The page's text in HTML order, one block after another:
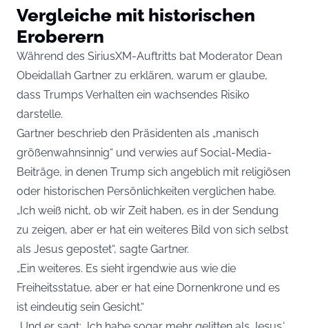
Vergleiche mit historischen
Eroberern
Während des SiriusXM-Auftritts bat Moderator Dean
Obeidallah Gartner zu erklären, warum er glaube,
dass Trumps Verhalten ein wachsendes Risiko
darstelle.
Gartner beschrieb den Präsidenten als „manisch
größenwahnsinnig“ und verwies auf Social-Media-
Beiträge, in denen Trump sich angeblich mit religiösen
oder historischen Persönlichkeiten verglichen habe.
„Ich weiß nicht, ob wir Zeit haben, es in der Sendung
zu zeigen, aber er hat ein weiteres Bild von sich selbst
als Jesus gepostet“, sagte Gartner.
„Ein weiteres. Es sieht irgendwie aus wie die
Freiheitsstatue, aber er hat eine Dornenkrone und es
ist eindeutig sein Gesicht.“